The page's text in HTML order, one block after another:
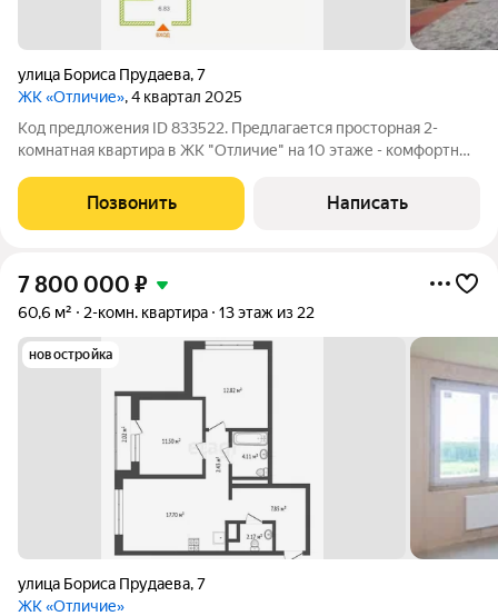
улица Бориса Прудаева,7
ЖК «Отличие», 4 квартал 2025
Код предложения ID 833522. Предлагается просторная 2-
комнатная квартира в ЖК "Отличие" на 10 этаже - комфортный
окон: вид не перекрывают соседние здания. Обременений нет,
полная юридическая
Позвонить Написать
7 800 000 ₽
60,6 м² 2-комн. квартира 13 этаж из 22
новостройка
улица Бориса Прудаева,7
ЖК «Отличие»